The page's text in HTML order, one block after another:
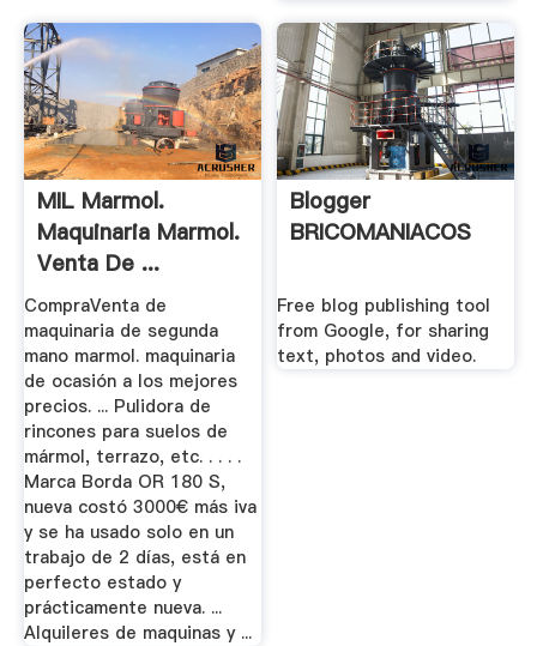
MIL Marmol.
Maquinaria Marmol.
Venta De ...
CompraVenta de
maquinaria de segunda
mano marmol. maquinaria
de ocasión a los mejores
precios. ... Pulidora de
rincones para suelos de
mármol, terrazo, etc. . . . .
Marca Borda OR 180 S,
nueva costó 3000€ más iva
y se ha usado solo en un
trabajo de 2 días, está en
perfecto estado y
prácticamente nueva. ...
Alquileres de maquinas y ...
Blogger
BRICOMANIACOS
Free blog publishing tool
from Google, for sharing
text, photos and video.